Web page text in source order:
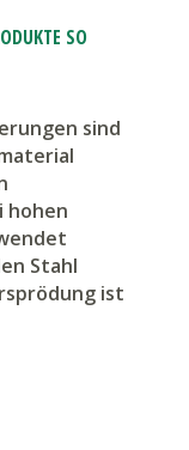
SO
sind
hohen
Stahl
ist